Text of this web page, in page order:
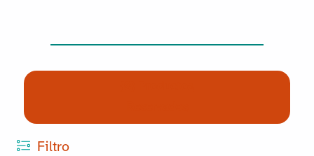
Filtro